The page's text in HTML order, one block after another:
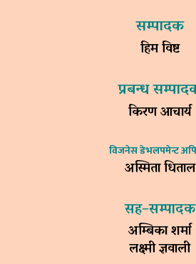
सम्पादक
हिम विष्ट
प्रबन्ध
किरण आचार्य
विजनेस डेभलपमेन्ट
अस्मिता धिताल
सह–सम्पादक
अम्बिका शर्मा
लक्ष्मी ज्ञवाली